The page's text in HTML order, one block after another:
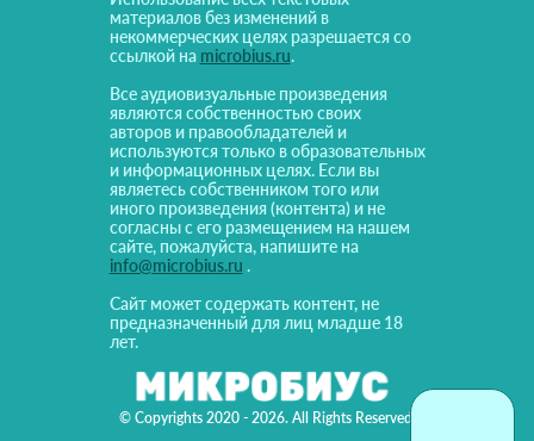
© Copyrights 2020 - 2026. All Rights Reserved!
материалов без изменений в
некоммерческих целях разрешается со
ссылкой на microbius.ru.
Все аудиовизуальные произведения
являются собственностью своих
авторов и правообладателей и
используются только в образовательных
и информационных целях. Если вы
являетесь собственником того или
иного произведения (контента) и не
согласны с его размещением на нашем
сайте, пожалуйста, напишите на
info@microbius.ru .
Сайт может содержать контент, не
предназначенный для лиц младше 18
лет.